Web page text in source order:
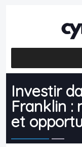
Investir
Franklin :
et